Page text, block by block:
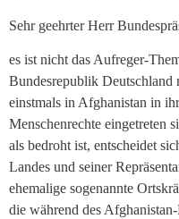
Sehr geehrter Herr
es ist nicht das Aufreger-
Bundesrepublik Deutschland
einstmals in Afghanistan in
Menschenrechte eingetreten
als bedroht ist, entscheidet
Landes und seiner
ehemalige sogenannte
die während des